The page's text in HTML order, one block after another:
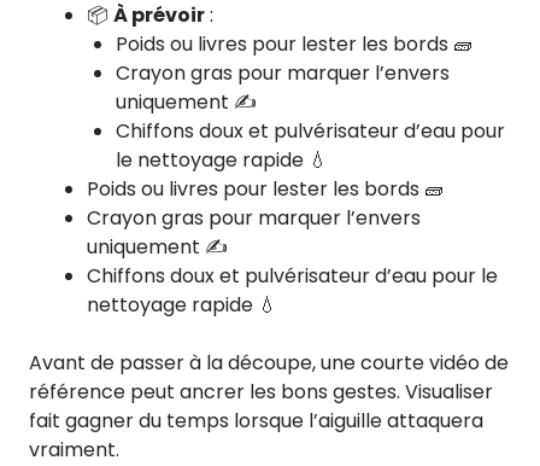
📦 À prévoir:
Poids ou livres pour lester les bords 🧱
Crayon gras pour marquer l’envers
uniquement ✍️
Chiffons doux et pulvérisateur d’eau pour
le nettoyage rapide 💧
Poids ou livres pour lester les bords 🧱
Crayon gras pour marquer l’envers
uniquement ✍️
Chiffons doux et pulvérisateur d’eau pour le
nettoyage rapide 💧
Avant de passer à la découpe, une courte vidéo de
référence peut ancrer les bons gestes. Visualiser
fait gagner du temps lorsque l’aiguille attaquera
vraiment.